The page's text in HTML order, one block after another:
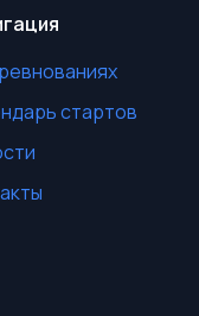
стартов